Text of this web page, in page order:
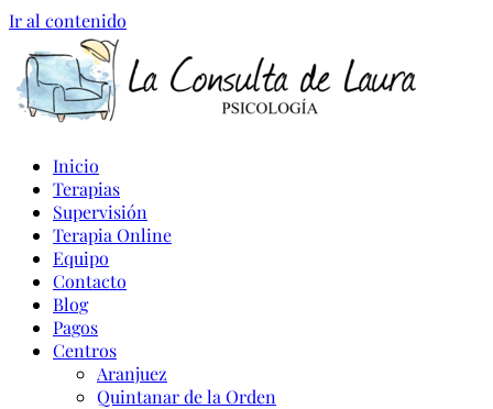
Ir al contenido
Inicio
Terapias
Supervisión
Terapia Online
Equipo
Contacto
Blog
Pagos
Centros
Aranjuez
Quintanar de la Orden